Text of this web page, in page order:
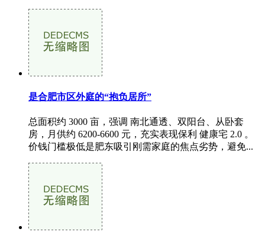
是合肥市区外庭的“抱负居所”
总面积约 3000 亩，强调 南北通透、双阳台、从卧套
房，月供约 6200-6600 元，充实表现保利 健康宅 2.0 。
价钱门槛极低是肥东吸引刚需家庭的焦点劣势，避免...